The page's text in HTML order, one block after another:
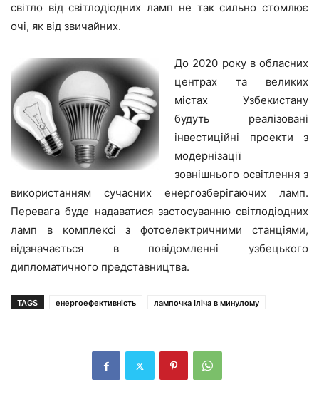
світло від світлодіодних ламп не так сильно стомлює
очі, як від звичайних.
До 2020 року в обласних
центрах та великих
містах Узбекистану
будуть реалізовані
інвестиційні проекти з
модернізації
зовнішнього освітлення з
використанням сучасних енергозберігаючих ламп.
Перевага буде надаватися застосуванню світлодіодних
ламп в комплексі з фотоелектричними станціями,
відзначається в повідомленні узбецького
дипломатичного представництва.
TAGS енергоефективність лампочка Іліча в минулому